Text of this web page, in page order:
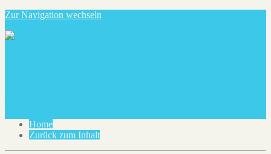
Zur Navigation wechseln
Home
Zurück zum Inhalt